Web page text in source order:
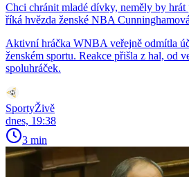
Chci chránit mladé dívky, neměly by
říká hvězda ženské NBA Cunninghamová
Aktivní hráčka WNBA veřejně odmítla
ženském sportu. Reakce přišla z hal, od
spoluhráček.
SportyŽivě
dnes, 19:38
3 min